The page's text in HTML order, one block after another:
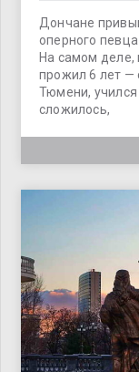
Дончане
оперного
На самом деле,
прожил 6 лет —
Тюмени,
сложилось,